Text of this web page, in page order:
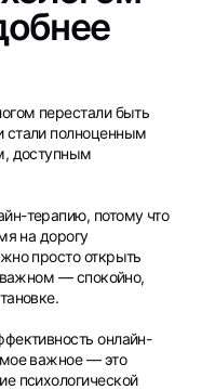
перестали быть
стали полноценным
доступным
терапию, потому что
на дорогу
просто открыть
важном — спокойно,
онлайн-
важное — это
психологической